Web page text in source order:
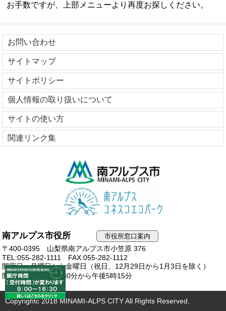
お手数ですが、上部メニューより再度お探しください。
お問い合わせ
サイトマップ
サイトポリシー
個人情報の取り扱いについて
サイトの使い方
関連リンク集
南アルプス市役所 市役所窓口案内
〒400-0395 山梨県南アルプス市小笠原 376
TEL:055-282-1111
FAX:055-282-1112
開庁日：月曜日から金曜日（祝日、12月29日から1月3日を除く）
開庁時間：午前8時30分から午後5時15分
Copyrightc 2018 MINAMI-ALPS CITY All Rights Reserved.